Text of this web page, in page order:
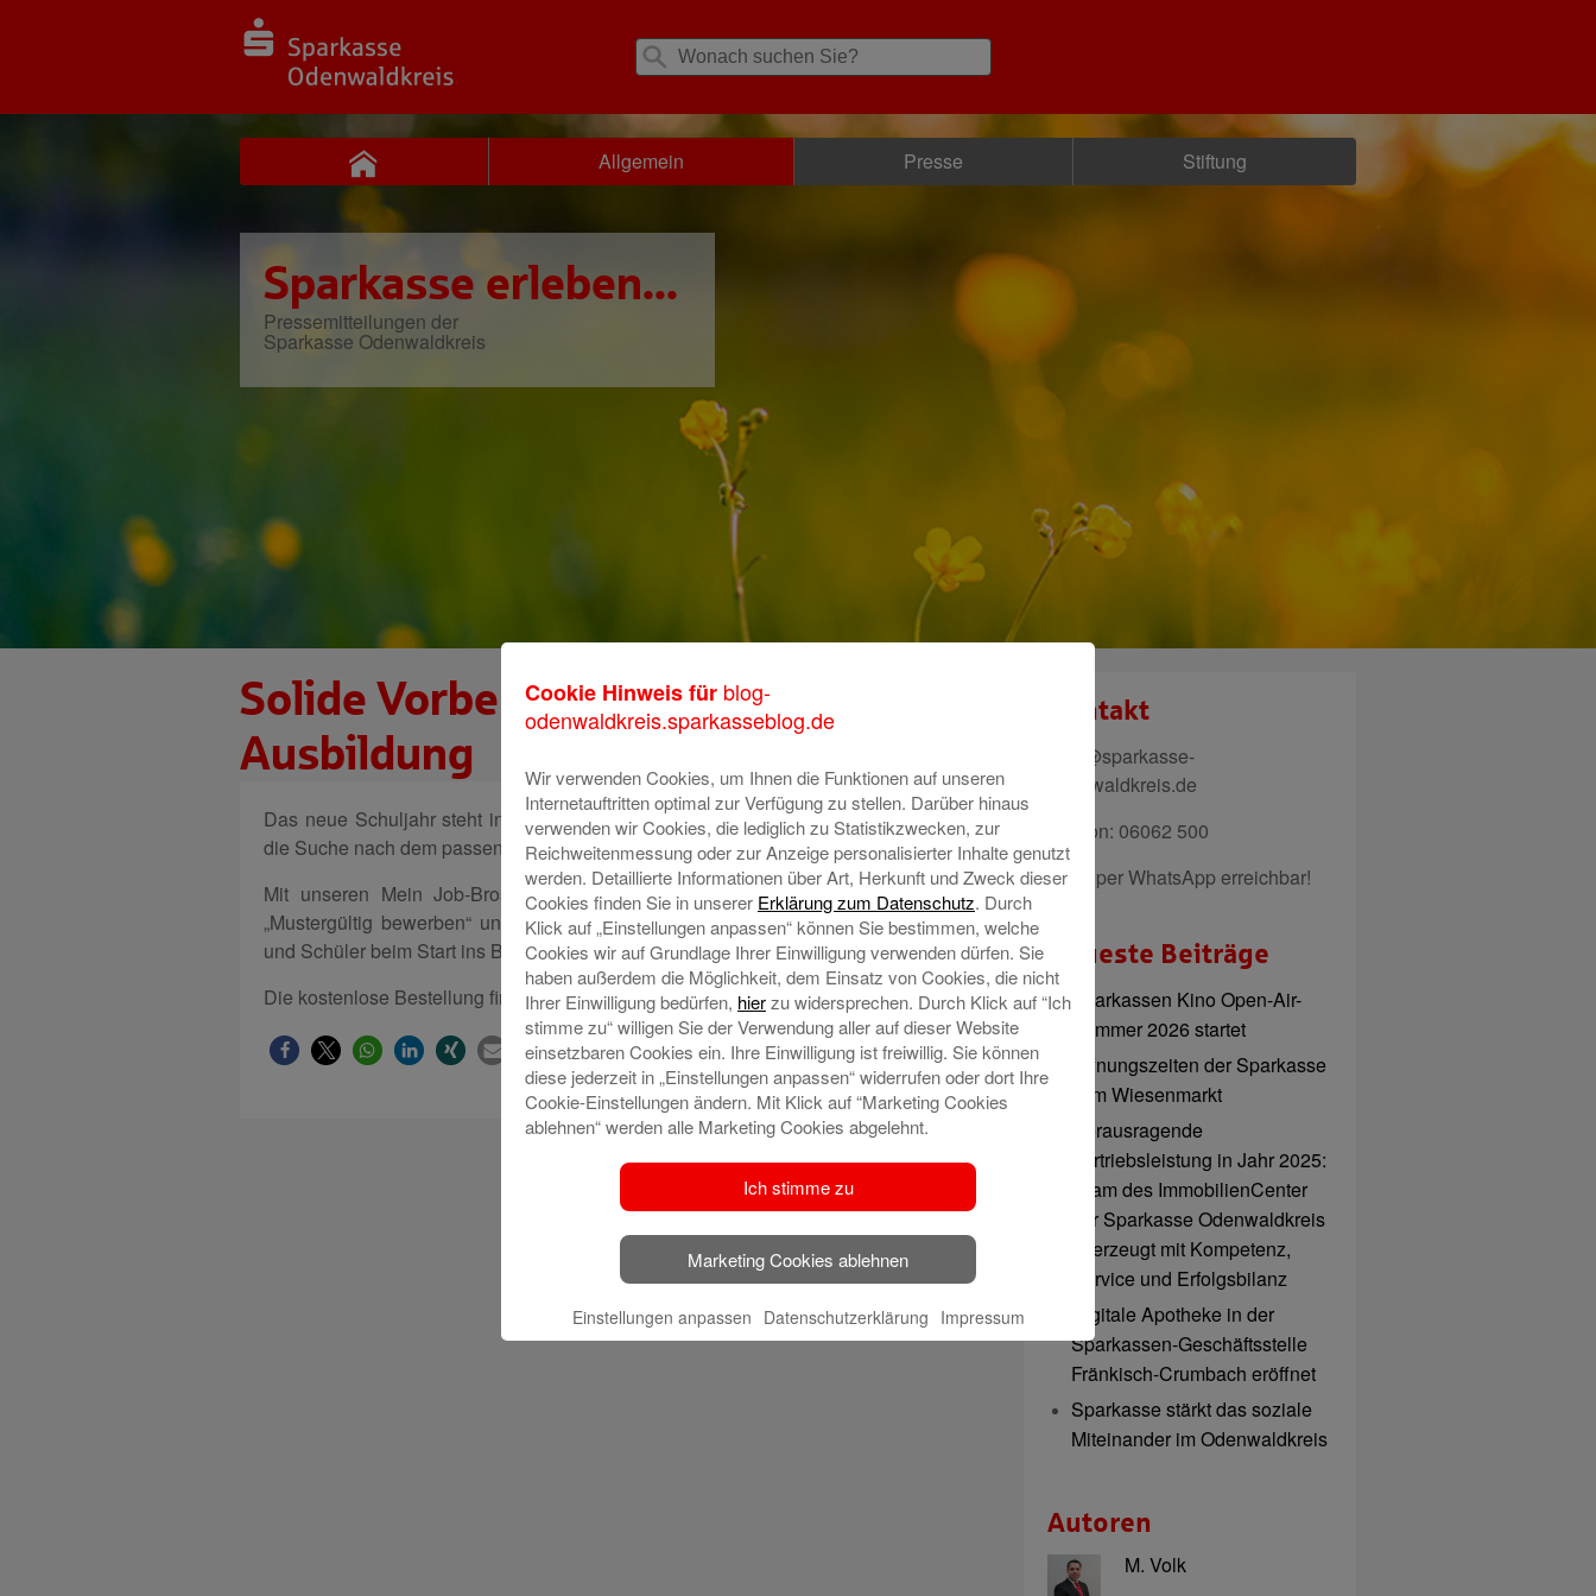
Allgemein Presse Stiftung
Sparkasse erleben...
Pressemitteilungen der
Sparkasse Odenwaldkreis
Solide Vorbereitung auf die
Ausbildung
Das neue Schuljahr steht in den Startlöchern und für viele Schüler beginnt bald
die Suche nach dem passenden Ausbildungsplatz.
Mit unseren Mein Job-Broschüren „Schritt für Schritt zum Ausbildungsplatz“,
„Mustergültig bewerben“ und „Tag eins“ möchten wir interessierte Schülerinnen
und Schüler beim Start ins Berufsleben unterstützen.
Die kostenlose Bestellung finden Sie auf unsererHomepage.
Kontakt
mail@sparkasse-
odenwaldkreis.de
Telefon: 06062 500
Auch per WhatsApp erreichbar!
Neueste Beiträge
Sparkassen Kino Open-Air-
Sommer 2026 startet
Öffnungszeiten der Sparkasse
zum Wiesenmarkt
Herausragende
Vertriebsleistung in Jahr 2025:
Team des ImmobilienCenter
der Sparkasse Odenwaldkreis
überzeugt mit Kompetenz,
Service und Erfolgsbilanz
Digitale Apotheke in der
Sparkassen-Geschäftsstelle
Fränkisch-Crumbach eröffnet
Sparkasse stärkt das soziale
Miteinander im Odenwaldkreis
Autoren
M. Volk
Cookie Hinweis für blog-
odenwaldkreis.sparkasseblog.de
Wir verwenden Cookies, um Ihnen die Funktionen auf unseren
Internetauftritten optimal zur Verfügung zu stellen. Darüber hinaus
verwenden wir Cookies, die lediglich zu Statistikzwecken, zur
Reichweitenmessung oder zur Anzeige personalisierter Inhalte genutzt
werden. Detaillierte Informationen über Art, Herkunft und Zweck dieser
Cookies finden Sie in unserer Erklärung zum Datenschutz. Durch
Klick auf „Einstellungen anpassen“ können Sie bestimmen, welche
Cookies wir auf Grundlage Ihrer Einwilligung verwenden dürfen. Sie
haben außerdem die Möglichkeit, dem Einsatz von Cookies, die nicht
Ihrer Einwilligung bedürfen, hierzu widersprechen. Durch Klick auf “Ich
stimme zu“ willigen Sie der Verwendung aller auf dieser Website
einsetzbaren Cookies ein. Ihre Einwilligung ist freiwillig. Sie können
diese jederzeit in „Einstellungen anpassen“ widerrufen oder dort Ihre
Cookie-Einstellungen ändern. Mit Klick auf “Marketing Cookies
ablehnen“ werden alle Marketing Cookies abgelehnt.
Ich stimme zu
Marketing Cookies ablehnen
Einstellungen anpassen Datenschutzerklärung Impressum